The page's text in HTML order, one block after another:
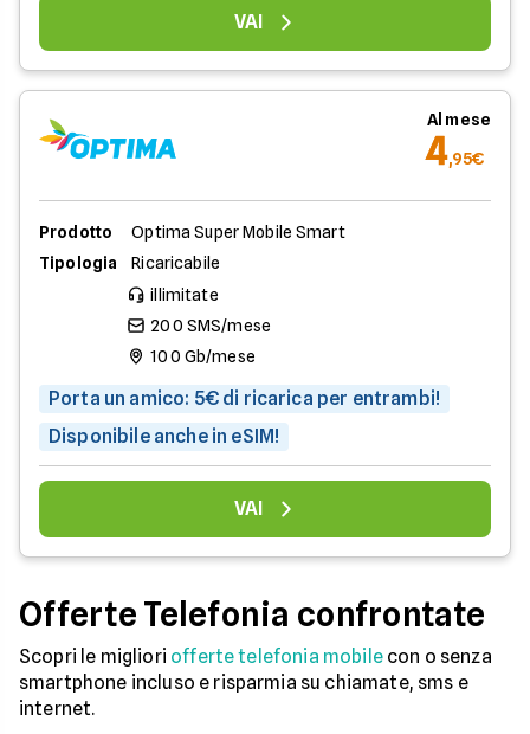
VAI
Al mese
4,95€
Prodotto
Optima Super Mobile Smart
Tipologia
Ricaricabile
illimitate
200 SMS/mese
100 Gb/mese
Porta un amico: 5€ di ricarica per entrambi!
Disponibile anche in eSIM!
VAI
Offerte Telefonia confrontate
Scopri le migliori offerte telefonia mobilecon o senza
smartphone incluso e risparmia su chiamate, sms e
internet.